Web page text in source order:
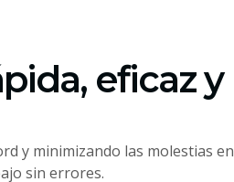
eficaz y
y minimizando las molestias en
sin errores.